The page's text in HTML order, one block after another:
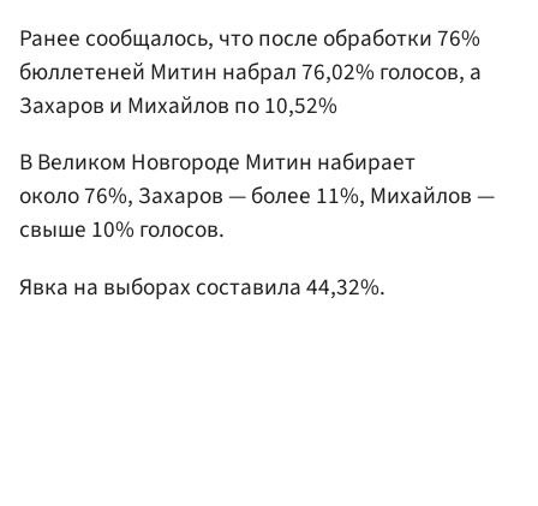
Ранее сообщалось, что после обработки 76%
бюллетеней Митин набрал 76,02% голосов, а
Захаров и Михайлов по 10,52%
В Великом Новгороде Митин набирает
около 76%, Захаров — более 11%, Михайлов —
свыше 10% голосов.
Явка на выборах составила 44,32%.